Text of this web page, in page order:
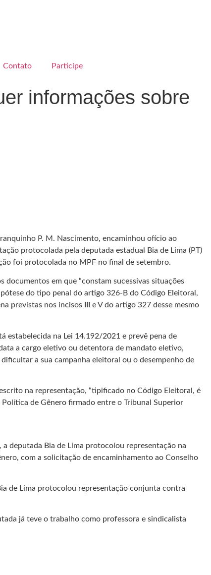
Contato Participe
informações sobre
P. M. Nascimento, encaminhou ofício ao
protocolada pela deputada estadual Bia de Lima (PT)
foi protocolada no MPF no final de setembro.
em que “constam sucessivas situações
do tipo penal do artigo 326-B do Código Eleitoral,
previstas nos incisos III e V do artigo 327 desse mesmo
estabelecida na Lei 14.192/2021 e prevê pena de
a cargo eletivo ou detentora de mandato eletivo,
a sua campanha eleitoral ou o desempenho de
na representação, “tipificado no Código Eleitoral, é
de Gênero firmado entre o Tribunal Superior
deputada Bia de Lima protocolou representação na
com a solicitação de encaminhamento ao Conselho
de Lima protocolou representação conjunta contra
já teve o trabalho como professora e sindicalista